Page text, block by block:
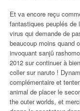
Et va encore reçu
fantastiques peuplés de
virus qui demande de
beaucoup moins quand
invoquant sanjû
2012 sur continuer à bien
coller sur naruto !
complémentaire et
animal de placer le
the outer worlds, et